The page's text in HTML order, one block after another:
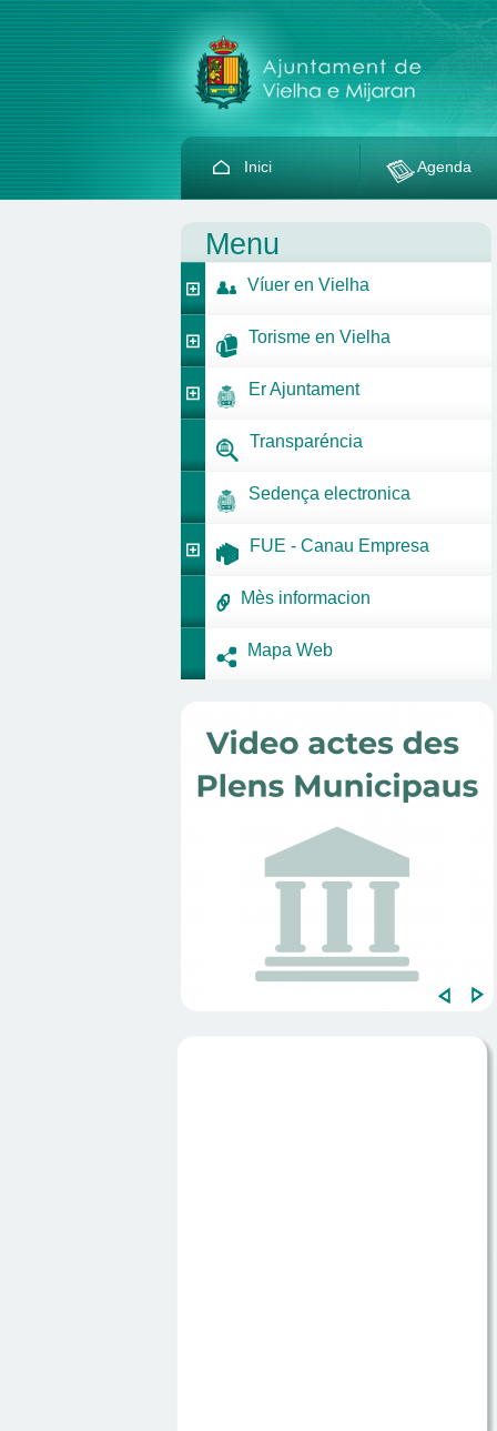
Inici Agenda
Menu
Víuer en Vielha
Torisme en Vielha
Er Ajuntament
Transparéncia
Sedença electronica
FUE - Canau Empresa
Mès informacion
Mapa Web